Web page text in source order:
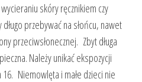
skóry ręcznikiem czy
przebywać na słońcu, nawet
przeciwsłonecznej. Zbyt długa
Należy unikać ekspozycji
16. Niemowlęta i małe dzieci nie